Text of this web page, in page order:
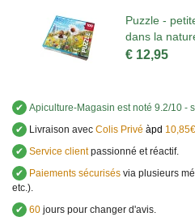
Puzzle -
dans la
€ 12,95
✔ Apiculture-Magasin est noté 9.2/10 -
✔
Livraison avec Colis Privé àpd 10,85€
✔ Service clientpassionné et réactif.
✔
Paiements sécurisés via plusieurs
etc.).
✔ 60 jours pour changer d'avis.